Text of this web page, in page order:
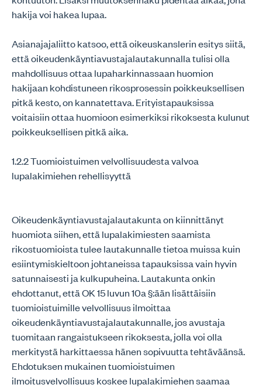
hakija voi hakea lupaa.
Asianajajaliitto katsoo, että oikeuskanslerin esitys siitä,
että oikeudenkäyntiavustajalautakunnalla tulisi olla
mahdollisuus ottaa lupaharkinnassaan huomion
hakijaan kohdistuneen rikosprosessin poikkeuksellisen
pitkä kesto, on kannatettava. Erityistapauksissa
voitaisiin ottaa huomioon esimerkiksi rikoksesta kulunut
poikkeuksellisen pitkä aika.
1.2.2 Tuomioistuimen velvollisuudesta valvoa
lupalakimiehen rehellisyyttä
Oikeudenkäyntiavustajalautakunta on kiinnittänyt
huomiota siihen, että lupalakimiesten saamista
rikostuomioista tulee lautakunnalle tietoa muissa kuin
esiintymiskieltoon johtaneissa tapauksissa vain hyvin
satunnaisesti ja kulkupuheina. Lautakunta onkin
ehdottanut, että OK 15 luvun 10a §:ään lisättäisiin
tuomioistuimille velvollisuus ilmoittaa
oikeudenkäyntiavustajalautakunnalle, jos avustaja
tuomitaan rangaistukseen rikoksesta, jolla voi olla
merkitystä harkittaessa hänen sopivuutta tehtäväänsä.
Ehdotuksen mukainen tuomioistuimen
ilmoitusvelvollisuus koskee lupalakimiehen saamaa